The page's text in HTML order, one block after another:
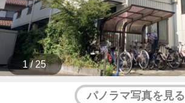
1 / 25
パノラマ写真を見る